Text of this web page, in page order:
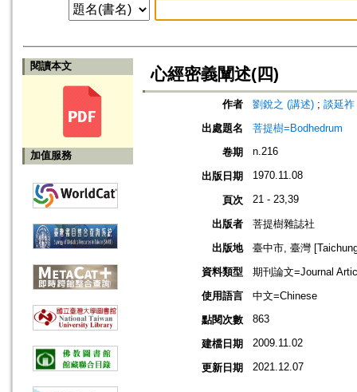
閱讀本文
加值服務
心經密義闡述(四)
作者 劉銳之 (講述) ; 談延祚
出處題名
菩提樹=Bodhedrum
卷期
n.216
出版日期 1970.11.08
頁次 21 - 23,39
出版者
菩提樹雜誌社
出版地
臺中市, 臺灣
資料類型
期刊論文=Journal
使用語言
中文=Chinese
點閱次數
863
建檔日期 2009.11.02
更新日期 2021.12.07